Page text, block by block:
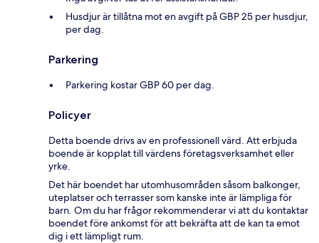
Husdjur är tillåtna mot en avgift på GBP 25 per husdjur,
per dag.
Parkering
Parkering kostar GBP 60 per dag.
Policyer
Detta boende drivs av en professionell värd. Att erbjuda
boende är kopplat till värdens företagsverksamhet eller
yrke.
Det här boendet har utomhusområden såsom balkonger,
uteplatser och terrasser som kanske inte är lämpliga för
barn. Om du har frågor rekommenderar vi att du kontaktar
boendet före ankomst för att bekräfta att de kan ta emot
dig i ett lämpligt rum.